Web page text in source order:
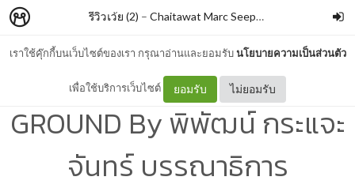
เราใช้คุ๊กกี้บนเว็บไซต์ของเรา กรุณาอ่านและยอมรับนโยบายความเป็นส่วนตัว
เพื่อใช้บริการเว็บไซต์ ยอมรับ ไม่ยอมรับ
รีวิวเว้ย (2) – Chaitawat Marc Seephongsai
AYUTTHAYA UNDER
GROUND By พิพัฒน์ กระแจะ
จันทร์ บรรณาธิการ